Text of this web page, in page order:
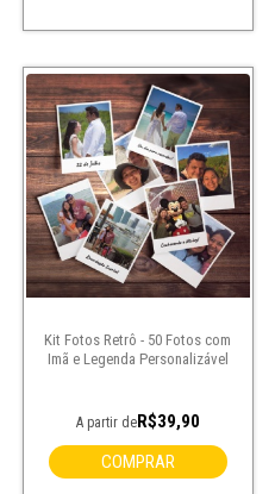
Kit Fotos Retrô - 50 Fotos com
Imã e Legenda Personalizável
A partir deR$39,90
COMPRAR